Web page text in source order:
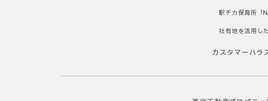
駅チカ保育所「
社有地を活用し
カスタマーハラ